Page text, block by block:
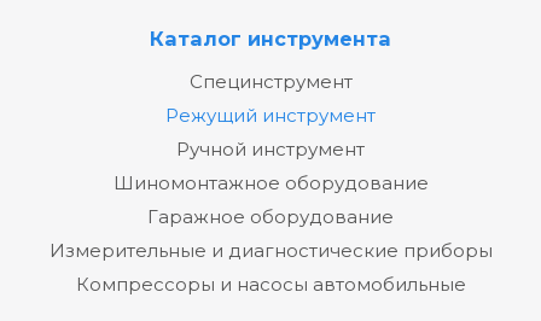
Каталог инструмента
Специнструмент
Режущий инструмент
Ручной инструмент
Шиномонтажное оборудование
Гаражное оборудование
Измерительные и диагностические приборы
Компрессоры и насосы автомобильные